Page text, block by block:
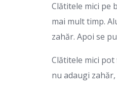
Clătitele mici pe
mai mult timp.
zahăr. Apoi se
Clătitele mici
nu adaugi